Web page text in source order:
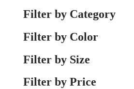
Filter by Category
Filter by Color
Filter by Size
Filter by Price